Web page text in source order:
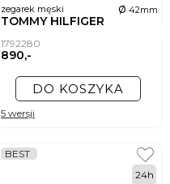
zegarek męski ø 42mm
TOMMY HILFIGER
1792280
890,-
DO KOSZYKA
5 wersji
BEST
24h